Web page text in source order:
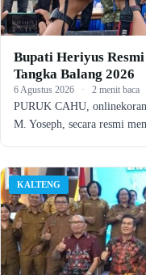
Bupati Heriyus
Tangka Balang 2026
6 Agustus 2026 · 2 menit baca
PURUK CAHU,
M. Yoseph, secara resmi
KALTENG